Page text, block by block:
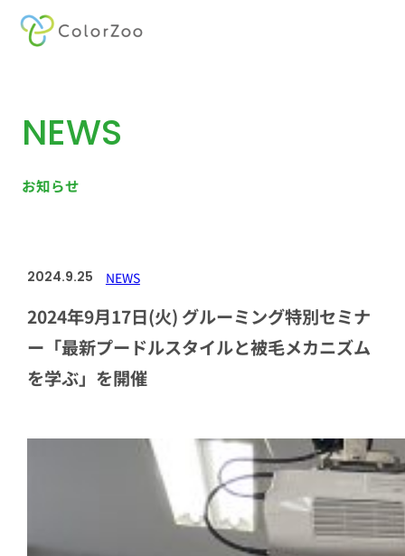
NEWS
お知らせ
2024.9.25 NEWS
2024年9月17日(火) グルーミング特別セミナ
ー「最新プードルスタイルと被毛メカニズム
を学ぶ」を開催